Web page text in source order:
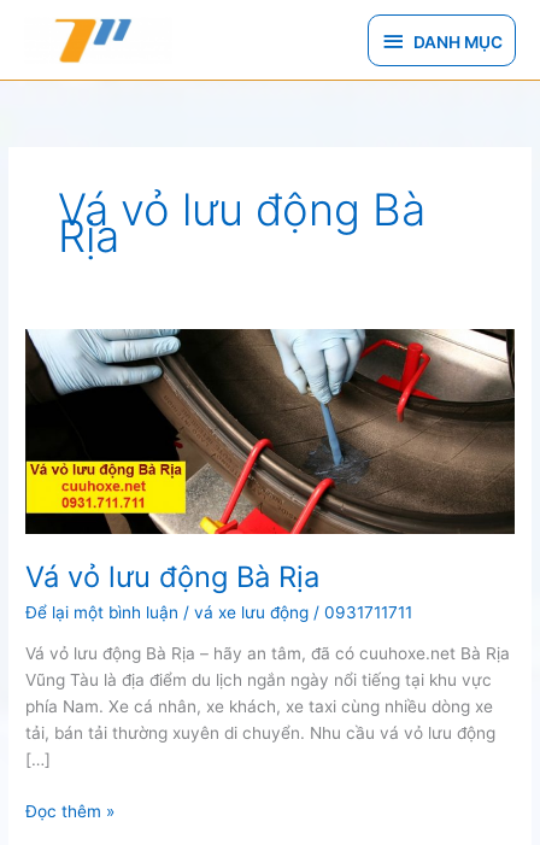
DANH
MỤC
DANH MỤC
Vá vỏ lưu động Bà
Rịa
Vá vỏ lưu động Bà Rịa
Để lại một bình luận /vá xe lưu động /0931711711
Vá vỏ lưu động Bà Rịa – hãy an tâm, đã có cuuhoxe.net Bà Rịa
Vũng Tàu là địa điểm du lịch ngắn ngày nổi tiếng tại khu vực
phía Nam. Xe cá nhân, xe khách, xe taxi cùng nhiều dòng xe
tải, bán tải thường xuyên di chuyển. Nhu cầu vá vỏ lưu động
[…]
Vá
Đọc thêm »